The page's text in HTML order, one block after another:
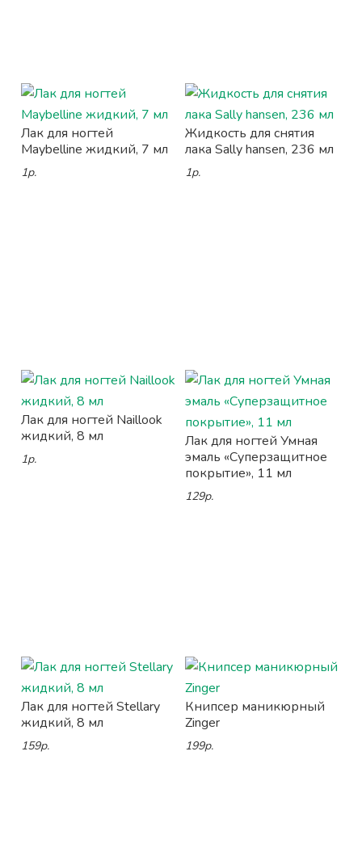
Лак для ногтей
Maybelline жидкий, 7 мл
1р.
Жидкость для снятия
лака Sally hansen, 236 мл
1р.
Лак для ногтей Naillook
жидкий, 8 мл
1р.
Лак для ногтей Умная
эмаль «Суперзащитное
покрытие», 11 мл
129р.
Лак для ногтей Stellary
жидкий, 8 мл
159р.
Книпсер маникюрный
Zinger
199р.